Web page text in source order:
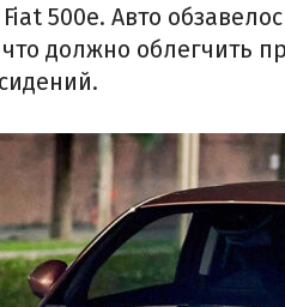
500e. Авто
должно облегчить